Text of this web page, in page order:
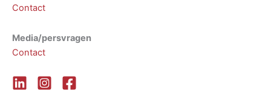
Contact
Media/persvragen
Contact